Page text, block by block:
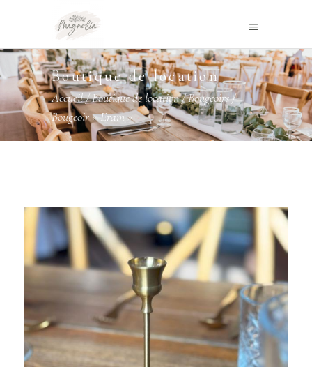
Boutique de location
Accueil/Boutique de location/Bougeoirs/
Bougeoir « Eram »